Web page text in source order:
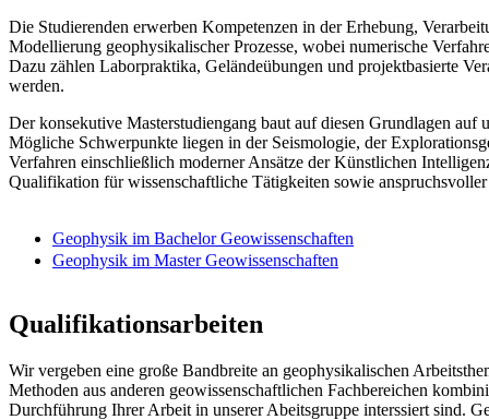
Die Studierenden erwerben Kompetenzen in der Erhebung,
Modellierung geophysikalischer Prozesse, wobei numerische
Dazu zählen Laborpraktika, Geländeübungen und projektbasierte
werden.
Der konsekutive Masterstudiengang baut auf diesen Grundlagen
Mögliche Schwerpunkte liegen in der Seismologie, der
Verfahren einschließlich moderner Ansätze der Künstlichen
Qualifikation für wissenschaftliche Tätigkeiten sowie
Geophysik im Bachelor Geowissenschaften
Geophysik im Master Geowissenschaften
Qualifikationsarbeiten
Wir vergeben eine große Bandbreite an geophysikalischen
Methoden aus anderen geowissenschaftlichen Fachbereichen
Durchführung Ihrer Arbeit in unserer Abeitsgruppe interssiert sind.